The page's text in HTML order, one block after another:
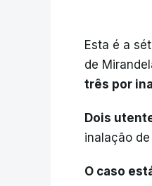
Esta é a
de
três por
Dois
inalação
O caso